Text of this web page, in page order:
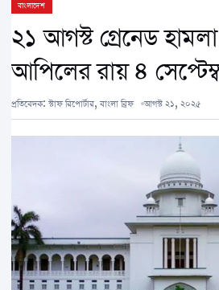
বাংলাদেশ
২১ আগস্ট গ্রেনেড
আপিলের রায় ৪
প্রতিবেদক: স্টাফ রিপোর্টার, বাংলা ব্রিফ আগস্ট ২১, ২০২৫